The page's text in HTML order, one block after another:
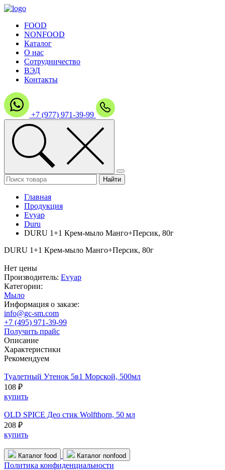
FOOD
NONFOOD
Каталог
О нас
Сотрудничество
ВЭД
Контакты
+7 (977) 971-39-99
Главная
Продукция
Evyap
Duru
DURU 1+1 Крем-мыло Манго+Персик, 80г
DURU 1+1 Крем-мыло Манго+Персик, 80г
Нет цены
Производитель: Evyap
Категории:
Мыло
Информация о заказе:
info@gc-sm.com
+7 (495) 971-39-99
Получить прайс
Описание
Характеристики
Рекомендуем
Туалетный Утенок 5в1 Морской, 500мл
108 ₽
купить
OLD SPICE Део стик Wolfthorn, 50 мл
208 ₽
купить
Каталог food Каталог nonfood
Политика конфиденциальности